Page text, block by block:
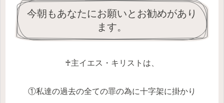
今朝もあなたにお願いとお勧めがあり
ます。
♰主イエス・キリストは、
①私達の過去の全ての罪の為に十字架に掛かり